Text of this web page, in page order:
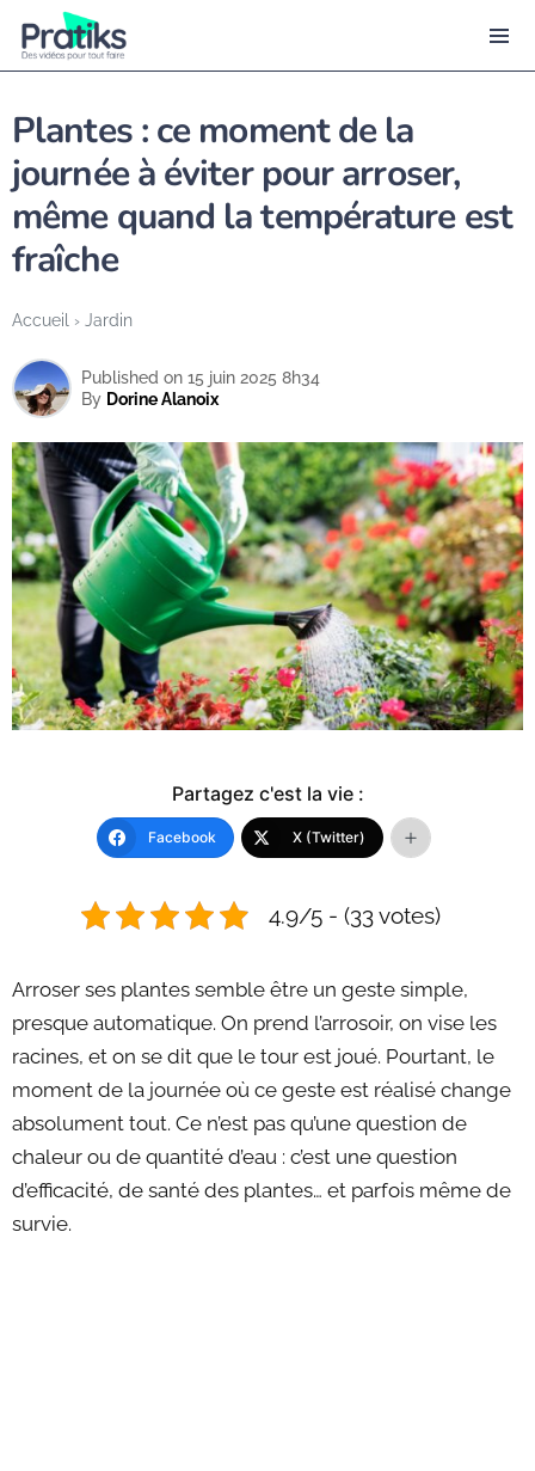
Accueil › Jardin
Plantes : ce moment de la
journée à éviter pour arroser,
même quand la température est
fraîche
By Dorine Alanoix
Published on 15 juin 2025 8h34
Partagez c'est la vie :
Facebook X (Twitter)
4.9/5 - (33 votes)
Arroser ses plantes semble être un geste simple,
presque automatique. On prend l’arrosoir, on vise les
racines, et on se dit que le tour est joué. Pourtant, le
moment de la journée où ce geste est réalisé change
absolument tout. Ce n’est pas qu’une question de
chaleur ou de quantité d’eau : c’est une question
d’efficacité, de santé des plantes… et parfois même de
survie.